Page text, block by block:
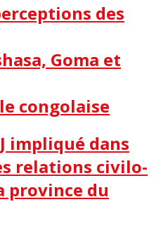
des
Goma et
congolaise
impliqué dans
relations civilo-
province du